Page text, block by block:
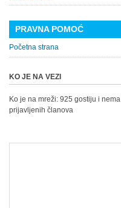
PRAVNA POMOĆ
Početna strana
KO JE NA VEZI
Ko je na mreži: 925 gostiju i nema
prijavljenih članova